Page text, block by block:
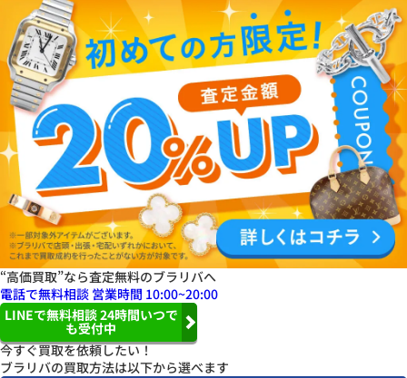
“高価買取”なら査定無料のブラリバへ
電話で無料相談 営業時間 10:00~20:00
LINEで無料相談24時間いつで
も受付中
今すぐ買取を依頼したい！
ブラリバの買取方法は以下から選べます